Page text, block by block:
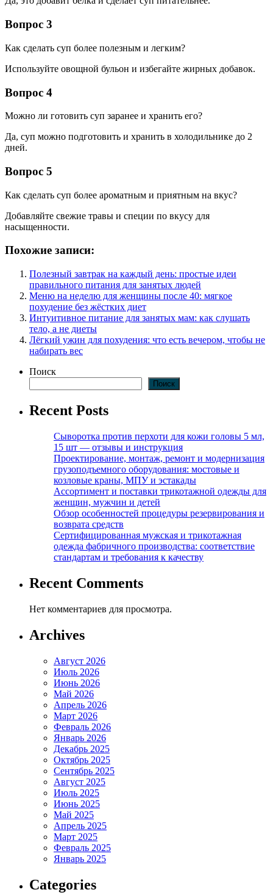
Вопрос 3
Как сделать суп более полезным и легким?
Используйте овощной бульон и избегайте жирных добавок.
Вопрос 4
Можно ли готовить суп заранее и хранить его?
Да, суп можно подготовить и хранить в холодильнике до 2
дней.
Вопрос 5
Как сделать суп более ароматным и приятным на вкус?
Добавляйте свежие травы и специи по вкусу для
насыщенности.
Похожие записи:
Полезный завтрак на каждый день: простые идеи
правильного питания для занятых людей
Меню на неделю для женщины после 40: мягкое
похудение без жёстких диет
Интуитивное питание для занятых мам: как слушать
тело, а не диеты
Лёгкий ужин для похудения: что есть вечером, чтобы не
набирать вес
Поиск
Поиск
Recent Posts
Сыворотка против перхоти для кожи головы 5 мл,
15 шт — отзывы и инструкция
Проектирование, монтаж, ремонт и модернизация
грузоподъемного оборудования: мостовые и
козловые краны, МПУ и эстакады
Ассортимент и поставки трикотажной одежды для
женщин, мужчин и детей
Обзор особенностей процедуры резервирования и
возврата средств
Сертифицированная мужская и трикотажная
одежда фабричного производства: соответствие
стандартам и требования к качеству
Recent Comments
Нет комментариев для просмотра.
Archives
Август 2026
Июль 2026
Июнь 2026
Май 2026
Апрель 2026
Март 2026
Февраль 2026
Январь 2026
Декабрь 2025
Октябрь 2025
Сентябрь 2025
Август 2025
Июль 2025
Июнь 2025
Май 2025
Апрель 2025
Март 2025
Февраль 2025
Январь 2025
Categories